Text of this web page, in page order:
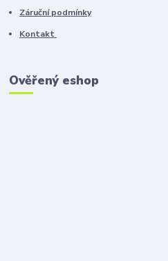
Záruční podmínky
Kontakt
Ověřený eshop